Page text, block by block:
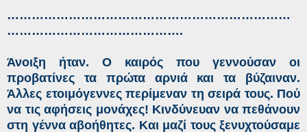
……………………………………………………………
…………………………………….
Άνοιξη ήταν. Ο καιρός που γεννούσαν οι
προβατίνες τα πρώτα αρνιά και τα βύζαιναν.
Άλλες ετοιμόγεννες περίμεναν τη σειρά τους. Πού
να τις αφήσεις μονάχες! Κινδύνευαν να πεθάνουν
στη γέννα αβοήθητες. Και μαζί τους ξενυχτούσαμε